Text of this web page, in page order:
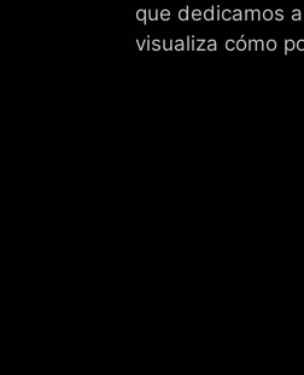
que dedicamos
visualiza cómo